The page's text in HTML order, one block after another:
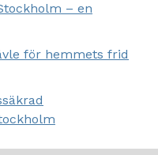
– en
för hemmets frid